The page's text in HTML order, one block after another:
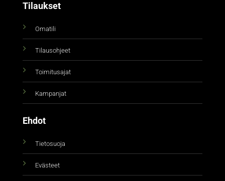
Tilaukset
Omatili
Tilausohjeet
Toimitusajat
Kampanjat
Ehdot
Tietosuoja
Evästeet